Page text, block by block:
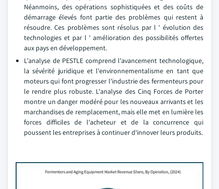
Néanmoins, des opérations sophistiquées et des coûts de
démarrage élevés font partie des problèmes qui restent à
résoudre. Ces problèmes sont résolus par l ' évolution des
technologies et par l ' amélioration des possibilités offertes
aux pays en développement.
L'analyse de PESTLE comprend l'avancement technologique,
la sévérité juridique et l'environnementalisme en tant que
moteurs qui font progresser l'industrie des fermenteurs pour
le rendre plus robuste. L'analyse des Cinq Forces de Porter
montre un danger modéré pour les nouveaux arrivants et les
marchandises de remplacement, mais elle met en lumière les
forces difficiles de l'acheteur et de la concurrence qui
poussent les entreprises à continuer d'innover leurs produits.